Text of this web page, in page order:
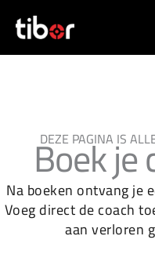
naar
DEZE PAGINA IS
Boek je
Na boeken ontvang je
Voeg direct de coach
aan verloren